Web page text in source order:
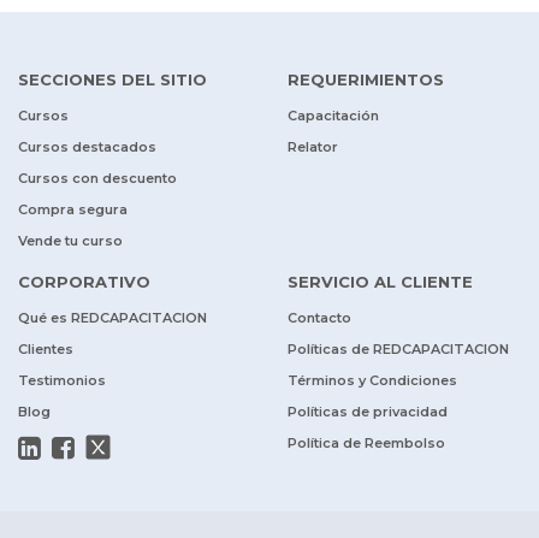
SECCIONES DEL SITIO
Cursos
Cursos destacados
Cursos con descuento
Compra segura
Vende tu curso
REQUERIMIENTOS
Capacitación
Relator
CORPORATIVO
Qué es REDCAPACITACION
Clientes
Testimonios
Blog
SERVICIO AL CLIENTE
Contacto
Políticas de REDCAPACITACION
Términos y Condiciones
Políticas de privacidad
Política de Reembolso